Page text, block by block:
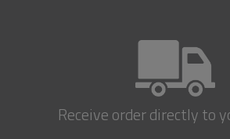
Receive order directly to